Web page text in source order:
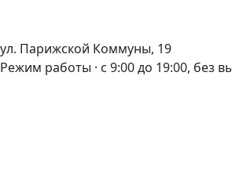
ул. Парижской Коммуны, 19
Режим работы · с 9:00 до 19:00, без